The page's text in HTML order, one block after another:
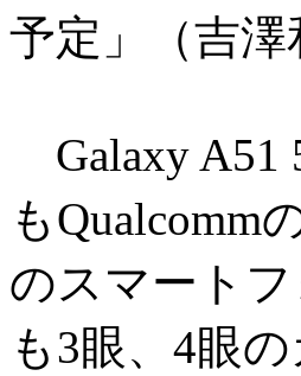
予定」（吉
Galaxy A51
もQualcomm
のスマート
も3眼、4眼